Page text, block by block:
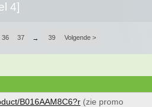
4]
36 37 → 39 Volgende >
B016AAM8C6?r (zie promo